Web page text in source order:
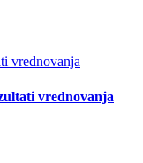
vrednovanja
vrednovanja